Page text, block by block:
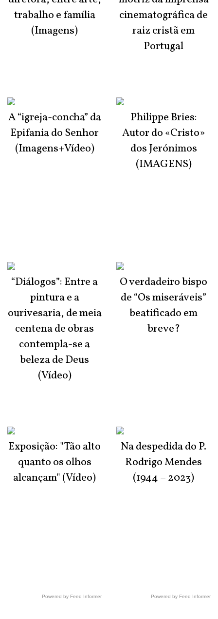
trabalho e família
(Imagens)
A “igreja-concha” da
Epifania do Senhor
(Imagens+Vídeo)
“Diálogos”: Entre a
pintura e a
ourivesaria, de meia
centena de obras
contempla-se a
beleza de Deus
(Vídeo)
Exposição: "Tão alto
quanto os olhos
alcançam" (Vídeo)
Powered by Feed Informer
cinematográfica de
raiz cristã em
Portugal
Philippe Bries:
Autor do «Cristo»
dos Jerónimos
(IMAGENS)
O verdadeiro bispo
de “Os miseráveis”
beatificado em
breve?
Na despedida do P.
Rodrigo Mendes
(1944 – 2023)
Powered by Feed Informer